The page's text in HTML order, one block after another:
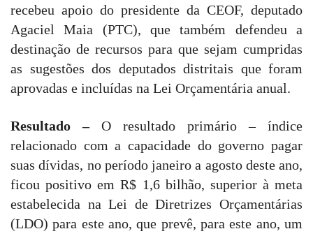
recebeu apoio do presidente da CEOF, deputado
Agaciel Maia (PTC), que também defendeu a
destinação de recursos para que sejam cumpridas
as sugestões dos deputados distritais que foram
aprovadas e incluídas na Lei Orçamentária anual.
Resultado –O resultado primário – índice
relacionado com a capacidade do governo pagar
suas dívidas, no período janeiro a agosto deste ano,
ficou positivo em R$ 1,6 bilhão, superior à meta
estabelecida na Lei de Diretrizes Orçamentárias
(LDO) para este ano, que prevê, para este ano, um